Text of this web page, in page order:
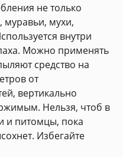
не только
муравьи, мухи,
внутри
Можно применять
средство на
от
вертикально
Нельзя, чтоб в
и питомцы, пока
Избегайте